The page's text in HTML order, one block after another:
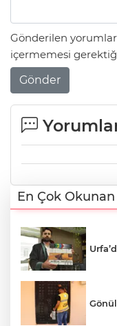
Gönderilen
içermemesi
Gönder
En Çok